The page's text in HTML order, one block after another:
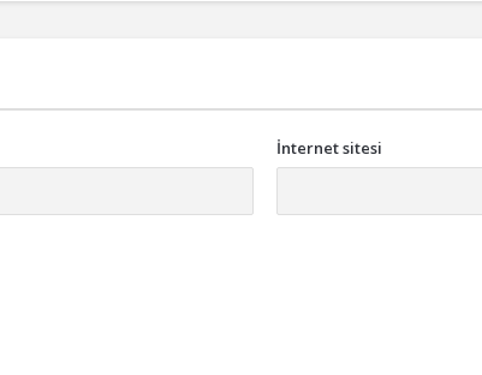
İnternet sitesi